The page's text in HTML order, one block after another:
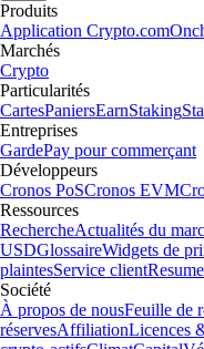
Produits
Application Crypto.com
Marchés
Crypto
Particularités
CartesPaniersEarnStaking
Entreprises
GardePay pour commerçant
Développeurs
Cronos PoSCronos EVM
Ressources
RechercheActualités du
USDGlossaireWidgets de
plaintesService client
Société
À propos de nousFeuille de
réservesAffiliationLicences